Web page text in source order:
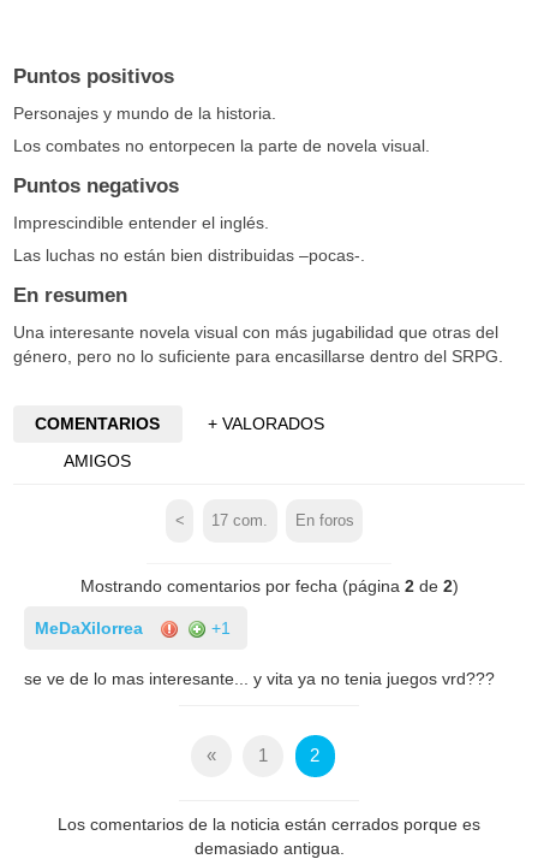
Puntos positivos
Personajes y mundo de la historia.
Los combates no entorpecen la parte de novela visual.
Puntos negativos
Imprescindible entender el inglés.
Las luchas no están bien distribuidas –pocas-.
En resumen
Una interesante novela visual con más jugabilidad que otras del
género, pero no lo suficiente para encasillarse dentro del SRPG.
COMENTARIOS
+ VALORADOS
AMIGOS
< 17 com. En foros
Mostrando comentarios por fecha (página 2de 2)
MeDaXilorrea +1
se ve de lo mas interesante... y vita ya no tenia juegos vrd???
« 1 2
Los comentarios de la noticia están cerrados porque es
demasiado antigua.